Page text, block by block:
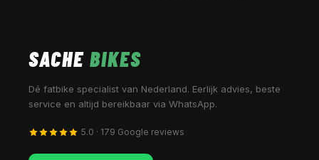
SACHE BIKES
Dé fatbike specialist van Nederland. Eerlijk advies, beste
service en altijd bereikbaar via WhatsApp.
5.0 · 179 Google reviews